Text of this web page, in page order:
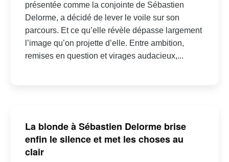
présentée comme la conjointe de Sébastien
Delorme, a décidé de lever le voile sur son
parcours. Et ce qu’elle révèle dépasse largement
l’image qu’on projette d’elle. Entre ambition,
remises en question et virages audacieux,...
La blonde à Sébastien Delorme brise
enfin le silence et met les choses au
clair